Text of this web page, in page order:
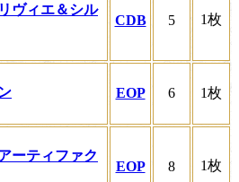
ヴィエ＆シル
CDB 5 1枚
EOP 6 1枚
ーティファク
EOP 8 1枚